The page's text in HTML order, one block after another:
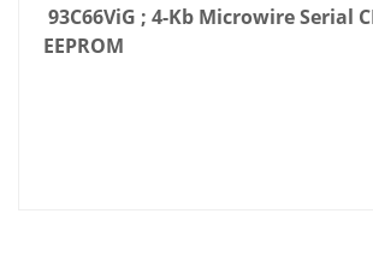
93C66ViG ; 4-Kb Microwire Serial
EEPROM